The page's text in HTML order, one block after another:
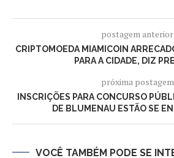
postagem anterior
CRIPTOMOEDA MIAMICOIN
PARA A CIDADE, DIZ
próxima postagem
INSCRIÇÕES PARA CONCURSO
DE BLUMENAU ESTÃO SE
VOCÊ TAMBÉM PODE SE